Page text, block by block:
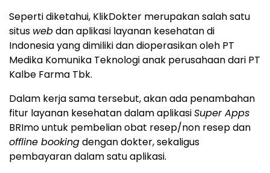
Seperti diketahui, KlikDokter merupakan salah satu
situs webdan aplikasi layanan kesehatan di
Indonesia yang dimiliki dan dioperasikan oleh PT
Medika Komunika Teknologi anak perusahaan dari PT
Kalbe Farma Tbk.
Dalam kerja sama tersebut, akan ada penambahan
fitur layanan kesehatan dalam aplikasiSuper Apps
BRImo untuk pembelian obat resep/non resep dan
offline bookingdengan dokter, sekaligus
pembayaran dalam satu aplikasi.